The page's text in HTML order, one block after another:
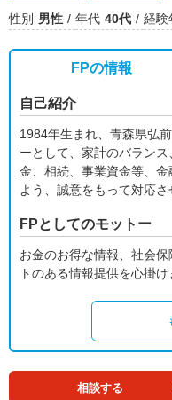
性別 男性 年代 40代 経験
FPの情報
自己紹介
1984年生まれ、青森県弘
ーとして、家計のバラン
金、相続、事業資金等、
よう、誠意をもって対応さ
FPとしてのモットー
お金のお得な情報、社会
トのある情報提供を心掛け
相談する